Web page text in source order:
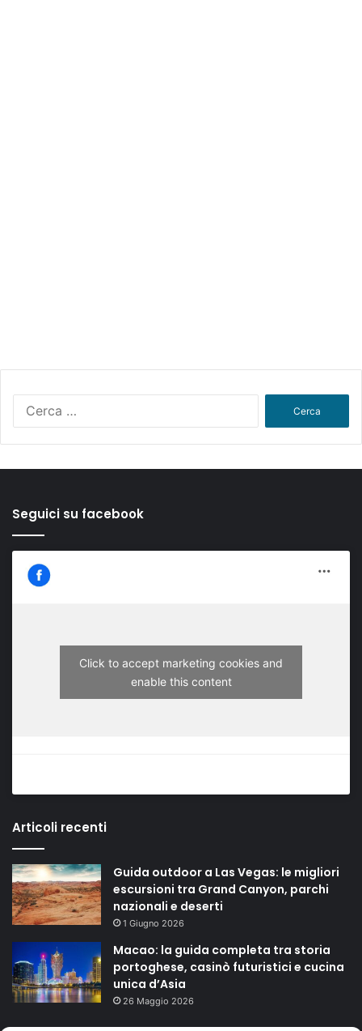
Seguici su facebook
Click to accept marketing cookies and
enable this content
Articoli recenti
Guida outdoor a Las Vegas: le migliori
escursioni tra Grand Canyon, parchi
nazionali e deserti
1 Giugno 2026
Macao: la guida completa tra storia
portoghese, casinò futuristici e cucina
unica d’Asia
26 Maggio 2026